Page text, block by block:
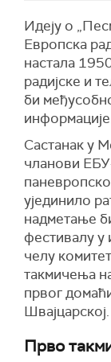
Идеју о
Европска
настала
радијске и
би
Састанак у
чланови
ујединило
надметање
фестивалу у
челу
такмичења
првог
Швајцарској.
Прво